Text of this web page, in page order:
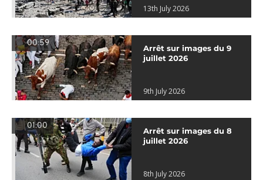
13th July 2026
00:59
Arrêt sur images du 9
juillet 2026
9th July 2026
01:00
Arrêt sur images du 8
juillet 2026
8th July 2026